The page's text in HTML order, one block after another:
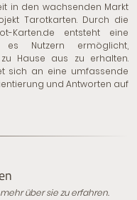
in den wachsenden Markt
Tarotkarten. Durch die
Karten.de entsteht eine
es Nutzern ermöglicht,
Hause aus zu erhalten.
sich an eine umfassende
und Antworten auf
über sie zu erfahren.